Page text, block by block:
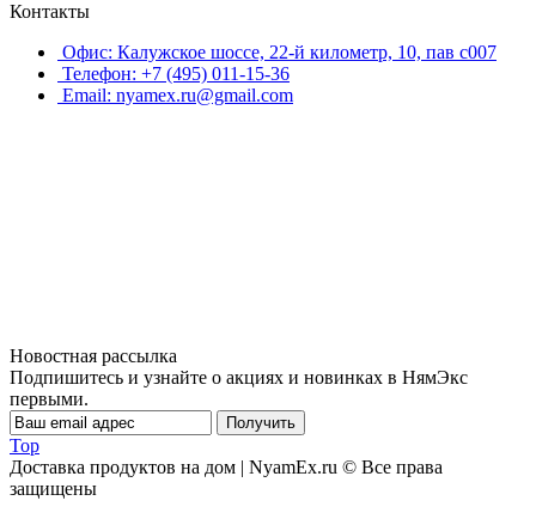
Контакты
Офис: Калужское шоссе, 22-й километр, 10, пав с007
Телефон: +7 (495) 011-15-36
Email: nyamex.ru@gmail.com
Новостная рассылка
Подпишитесь и узнайте о акциях и новинках в НямЭкс
первыми.
Получить
Top
Доставка продуктов на дом | NyamEx.ru © Все права
защищены